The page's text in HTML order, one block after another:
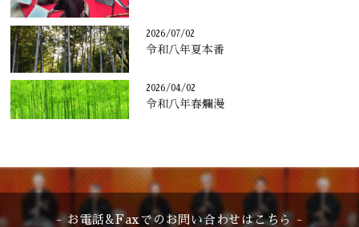
2026/07/02
令和八年夏本番
2026/04/02
令和八年春爛漫
- お電話&Faxでのお問い合わせはこちら -